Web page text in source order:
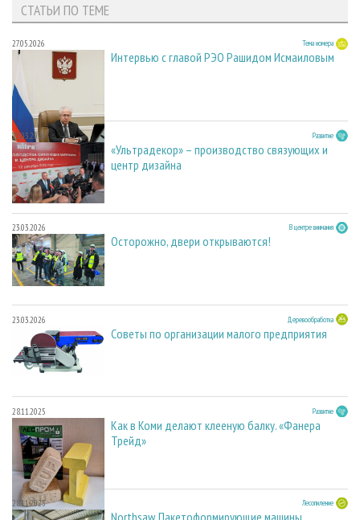
СТАТЬИ ПО ТЕМЕ
27.05.2026 Тема номера
Интервью с главой РЭО Рашидом Исмаиловым
23.03.2026 Развитие
«Ультрадекор» – производство связующих и
центр дизайна
23.03.2026 В центре внимания
Осторожно, двери открываются!
23.03.2026 Деревообработка
Советы по организации малого предприятия
28.11.2025 Развитие
Как в Коми делают клееную балку. «Фанера
Трейд»
28.11.2025 Лесопиление